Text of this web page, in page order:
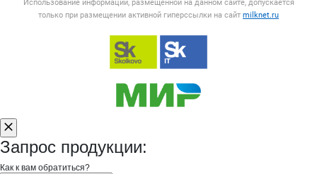
Использование информации, размещенной на данном сайте, допускается
только при размещении активной гиперссылки на сайт milknet.ru
Запрос продукции:
Как к вам обратиться?